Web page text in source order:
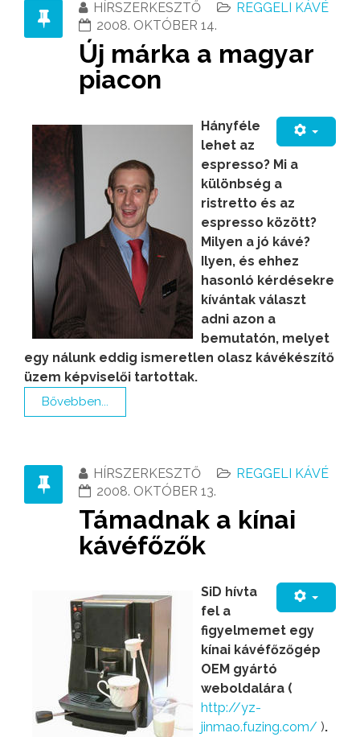
HÍRSZERKESZTŐ
REGGELI KÁVÉ
2008. OKTÓBER 14.
Új márka a magyar
piacon
Hányféle
lehet az
espresso? Mi a
különbség a
ristretto és az
espresso között?
Milyen a jó kávé?
Ilyen, és ehhez
hasonló kérdésekre
kívántak választ
adni azon a
bemutatón, melyet
egy nálunk eddig ismeretlen olasz kávékészítő
üzem képviselői tartottak.
Bővebben...
HÍRSZERKESZTŐ
REGGELI KÁVÉ
2008. OKTÓBER 13.
Támadnak a kínai
kávéfőzők
SiD hívta
fel a
figyelmemet egy
kínai kávéfőzőgép
OEM gyártó
weboldalára (
http://yz-
jinmao.fuzing.com/ ).